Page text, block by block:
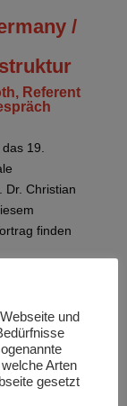
/
Referent
19.
Dr. Christian
finden
und
Arten
gesetzt